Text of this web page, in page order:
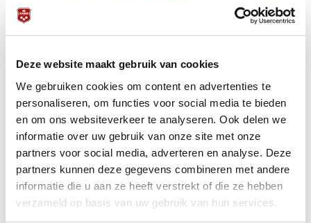
Deze website maakt gebruik van cookies
We gebruiken cookies om content en advertenties te
personaliseren, om functies voor social media te bieden
en om ons websiteverkeer te analyseren. Ook delen we
informatie over uw gebruik van onze site met onze
partners voor social media, adverteren en analyse. Deze
partners kunnen deze gegevens combineren met andere
informatie die u aan ze heeft verstrekt of die ze hebben
verzameld op basis van uw gebruik van hun services.